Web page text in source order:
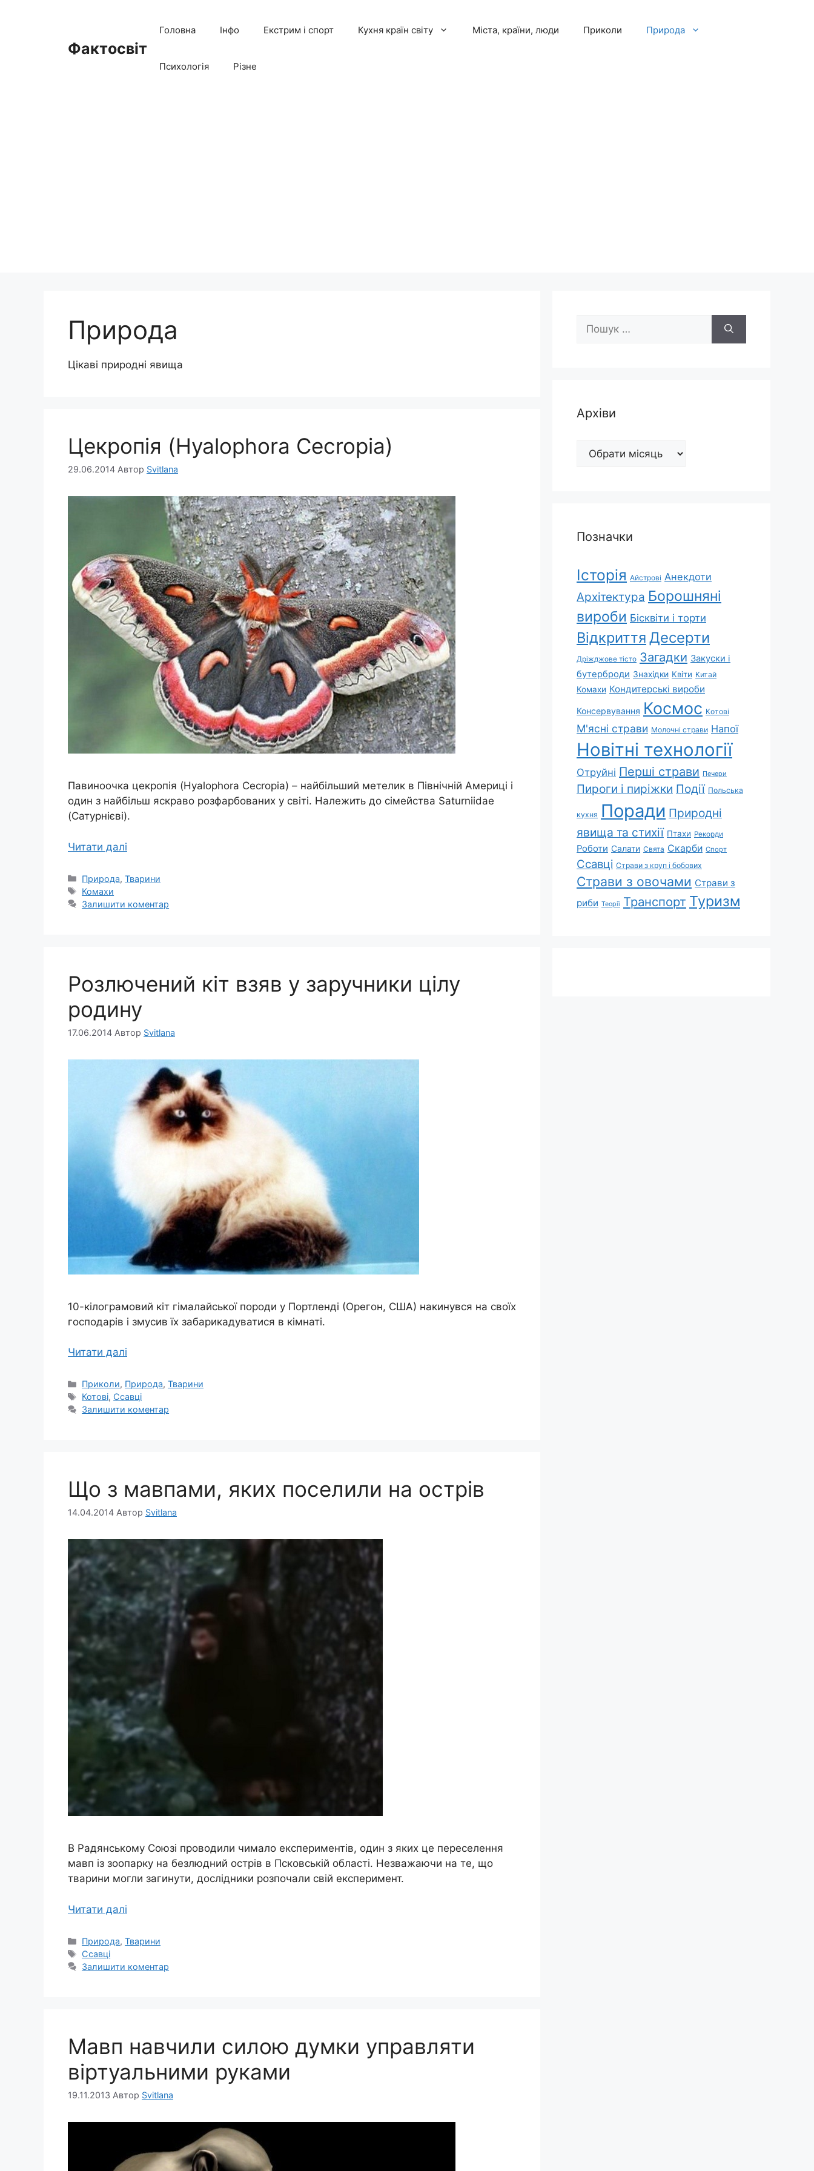
Фактосвіт
Головна Інфо Екстрим і спорт Кухня країн світу Міста, країни, люди Приколи Природа
Психологія Різне
Природа
Цікаві природні явища
Цекропія (Hyalophora Cecropia)
29.06.2014 Автор Svitlana
Павиноочка цекропія (Hyalophora Cecropia) – найбільший метелик в Північній Америці і
один з найбільш яскраво розфарбованих у світі. Належить до сімейства Saturniidae
(Сатурнієві).
Читати далі
Категорії
Природа,Тварини
Позначки
Комахи
Залишити коментар
Розлючений кіт взяв у заручники цілу
родину
17.06.2014 Автор Svitlana
10-кілограмовий кіт гімалайської породи у Портленді (Орегон, США) накинувся на своїх
господарів і змусив їх забарикадуватися в кімнаті.
Читати далі
Категорії
Приколи, Природа,Тварини
Позначки
Котові, Ссавці
Залишити коментар
Що з мавпами, яких поселили на острів
14.04.2014 Автор Svitlana
В Радянському Союзі проводили чимало експериментів, один з яких це переселення
мавп із зоопарку на безлюдний острів в Псковській області. Незважаючи на те, що
тварини могли загинути, дослідники розпочали свій експеримент.
Читати далі
Категорії
Природа,Тварини
Позначки
Ссавці
Залишити коментар
Мавп навчили силою думки управляти
віртуальними руками
19.11.2013 Автор Svitlana
Пошук:
Архіви
Архіви
Позначки
Історія Айстрові Анекдоти
Архітектура Борошняні
вироби Бісквіти і торти
Відкриття Десерти
Дріжджове тісто Загадки Закуски і
бутерброди Знахідки Квіти Китай
Комахи Кондитерські вироби
Консервування Космос Котові
М'ясні страви Молочні страви Напої
Новітні технології
Отруйні Перші страви Печери
Пироги і пиріжки Події Польська
кухня Поради Природні
явища та стихії Птахи Рекорди
Роботи Салати Свята Скарби Спорт
Ссавці Страви з круп і бобових
Страви з овочами Страви з
риби Теорії Транспорт Туризм